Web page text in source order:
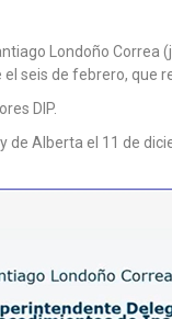
Londoño Correa
seis de febrero, que
DIP.
Alberta el 11 de